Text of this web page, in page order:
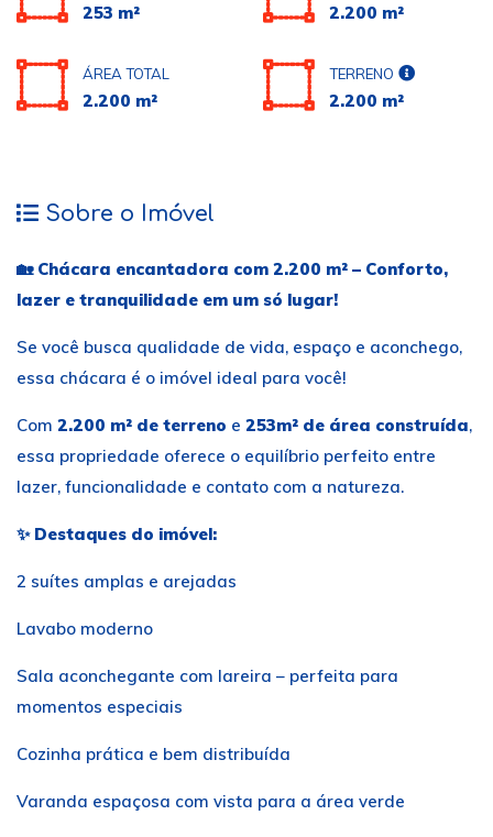
253 m² 2.200 m²
ÁREA TOTAL
2.200 m²
TERRENO
2.200 m²
Sobre o Imóvel
🏡 Chácara encantadora com 2.200 m² – Conforto,
lazer e tranquilidade em um só lugar!
Se você busca qualidade de vida, espaço e aconchego,
essa chácara é o imóvel ideal para você!
Com 2.200 m² de terreno e 253m² de área construída,
essa propriedade oferece o equilíbrio perfeito entre
lazer, funcionalidade e contato com a natureza.
✨ Destaques do imóvel:
2 suítes amplas e arejadas
Lavabo moderno
Sala aconchegante com lareira – perfeita para
momentos especiais
Cozinha prática e bem distribuída
Varanda espaçosa com vista para a área verde